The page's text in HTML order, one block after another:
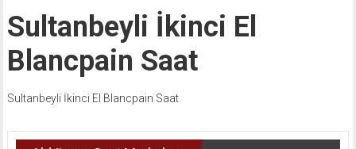
Sultanbeyli İkinci El
Blancpain Saat
Sultanbeyli İkinci El Blancpain Saat